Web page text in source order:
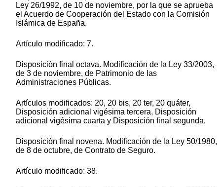
Ley 26/1992, de 10 de noviembre, por la que se aprueba
el Acuerdo de Cooperación del Estado con la Comisión
Islámica de España.
Artículo modificado: 7.
Disposición final octava. Modificación de la Ley 33/2003,
de 3 de noviembre, de Patrimonio de las
Administraciones Públicas.
Artículos modificados: 20, 20 bis, 20 ter, 20 quáter,
Disposición adicional vigésima tercera, Disposición
adicional vigésima cuarta y Disposición final segunda.
Disposición final novena. Modificación de la Ley 50/1980,
de 8 de octubre, de Contrato de Seguro.
Artículo modificado: 38.